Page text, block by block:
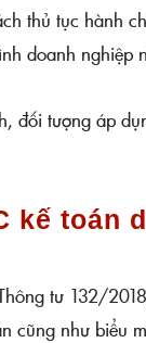
thủ tục hành
doanh nghiệp
đối tượng áp
kế toán
tư 132/
cũng như biểu